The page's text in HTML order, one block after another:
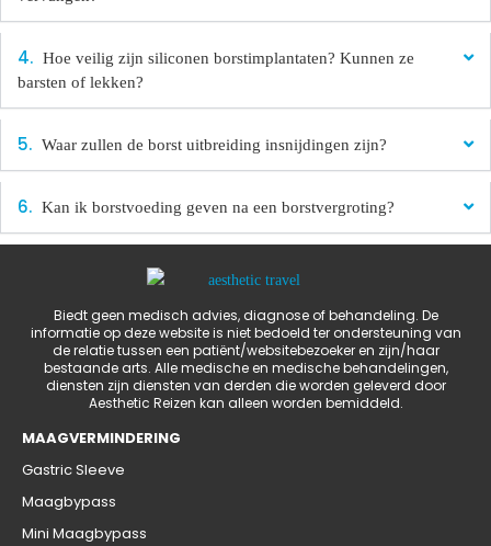
Hoe veilig zijn siliconen borstimplantaten? Kunnen ze
barsten of lekken?
Waar zullen de borst uitbreiding insnijdingen zijn?
Kan ik borstvoeding geven na een borstvergroting?
Biedt geen medisch advies, diagnose of behandeling. De
informatie op deze website is niet bedoeld ter ondersteuning van
de relatie tussen een patiënt/websitebezoeker en zijn/haar
bestaande arts. Alle medische en medische behandelingen,
diensten zijn diensten van derden die worden geleverd door
Aesthetic Reizen kan alleen worden bemiddeld.
MAAGVERMINDERING
Gastric Sleeve
Maagbypass
Mini Maagbypass